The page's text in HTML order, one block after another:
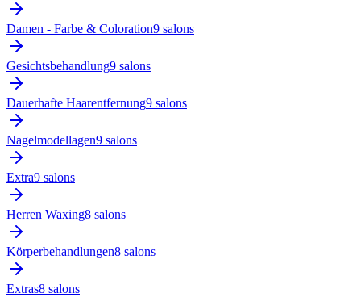
Damen - Farbe & Coloration9 salons
Gesichtsbehandlung9 salons
Dauerhafte Haarentfernung9 salons
Nagelmodellagen9 salons
Extra9 salons
Herren Waxing8 salons
Körperbehandlungen8 salons
Extras8 salons